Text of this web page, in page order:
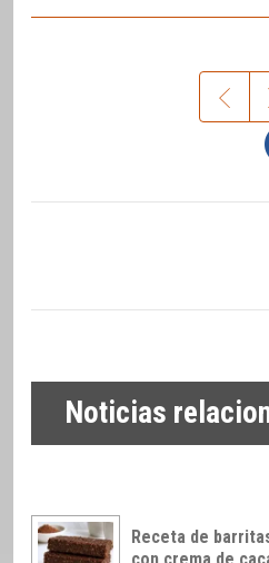
Noticias
Receta de
con crema de